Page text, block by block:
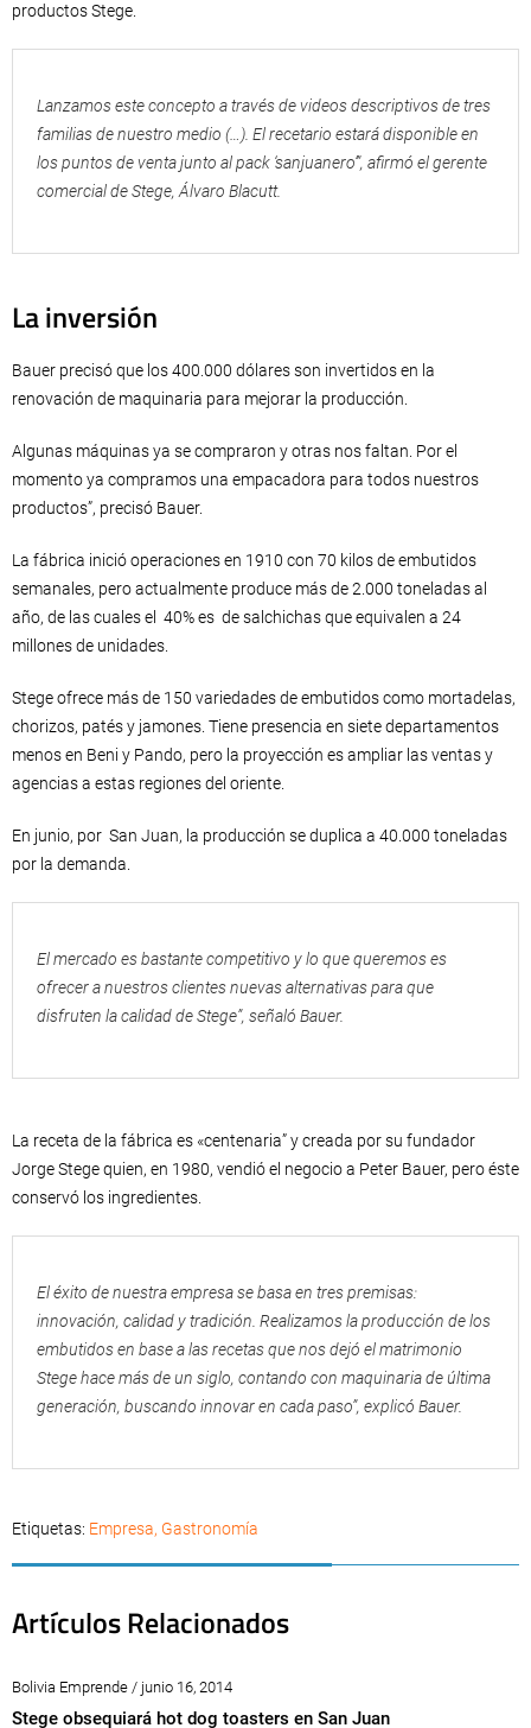
productos Stege.
Lanzamos este concepto a través de videos descriptivos de tres
familias de nuestro medio (…). El recetario estará disponible en
los puntos de venta junto al pack ‘sanjuanero’”, afirmó el gerente
comercial de Stege, Álvaro Blacutt.
La inversión
Bauer precisó que los 400.000 dólares son invertidos en la
renovación de maquinaria para mejorar la producción.
Algunas máquinas ya se compraron y otras nos faltan. Por el
momento ya compramos una empacadora para todos nuestros
productos”, precisó Bauer.
La fábrica inició operaciones en 1910 con 70 kilos de embutidos
semanales, pero actualmente produce más de 2.000 toneladas al
año, de las cuales el 40% es de salchichas que equivalen a 24
millones de unidades.
Stege ofrece más de 150 variedades de embutidos como mortadelas,
chorizos, patés y jamones. Tiene presencia en siete departamentos
menos en Beni y Pando, pero la proyección es ampliar las ventas y
agencias a estas regiones del oriente.
En junio, por San Juan, la producción se duplica a 40.000 toneladas
por la demanda.
El mercado es bastante competitivo y lo que queremos es
ofrecer a nuestros clientes nuevas alternativas para que
disfruten la calidad de Stege”, señaló Bauer.
La receta de la fábrica es «centenaria” y creada por su fundador
Jorge Stege quien, en 1980, vendió el negocio a Peter Bauer, pero éste
conservó los ingredientes.
El éxito de nuestra empresa se basa en tres premisas:
innovación, calidad y tradición. Realizamos la producción de los
embutidos en base a las recetas que nos dejó el matrimonio
Stege hace más de un siglo, contando con maquinaria de última
generación, buscando innovar en cada paso”, explicó Bauer.
Etiquetas: Empresa, Gastronomía
Artículos Relacionados
Bolivia Emprende / junio 16, 2014
Stege obsequiará hot dog toasters en San Juan